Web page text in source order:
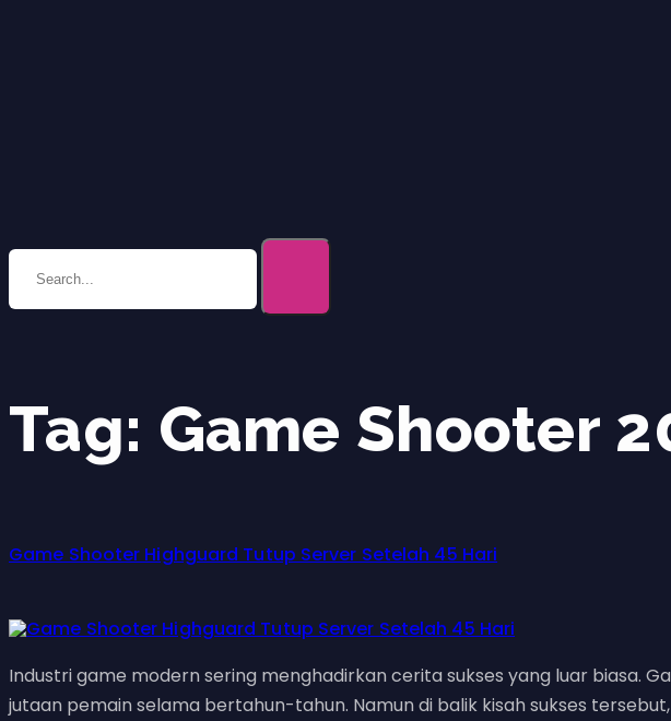
Tag: Game Shooter
Game Shooter Highguard Tutup Server Setelah 45 Hari
Industri game modern sering menghadirkan cerita sukses yang luar biasa.
jutaan pemain selama bertahun-tahun. Namun di balik kisah sukses